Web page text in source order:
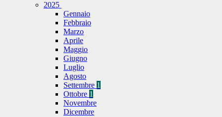
2025
Gennaio
Febbraio
Marzo
Aprile
Maggio
Giugno
Luglio
Agosto
Settembre 1
Ottobre 1
Novembre
Dicembre